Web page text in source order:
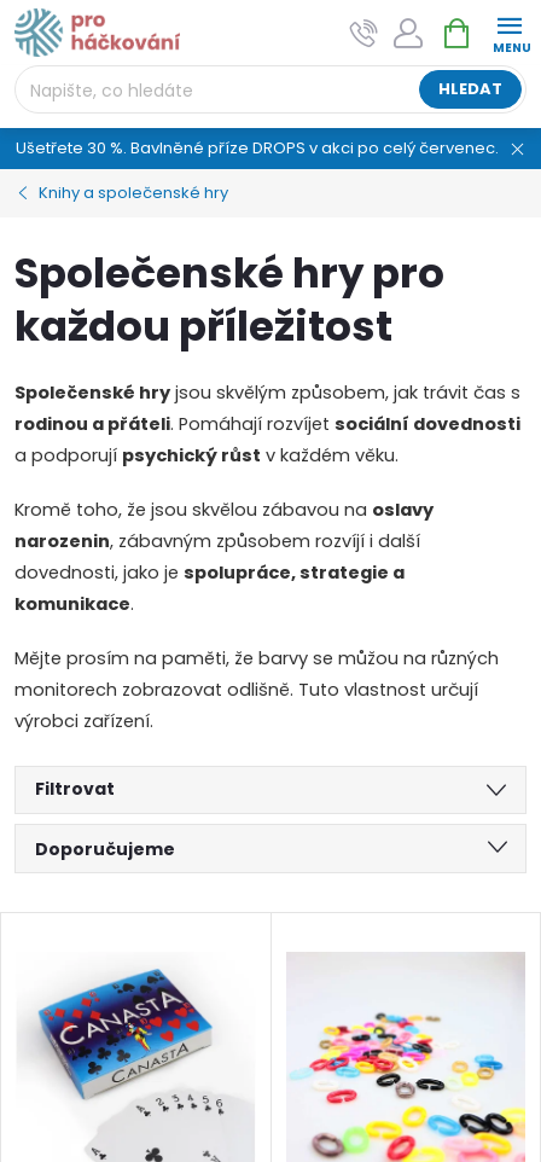
Přejít
na
obsah
HLEDAT
NÁKUPNÍ
KOŠÍK
Ušetřete 30 %. Bavlněné příze DROPS v akci po celý červenec.
Knihy a společenské hry
Společenské hry pro
každou příležitost
Společenské hry jsou skvělým způsobem, jak trávit čas s
rodinou a přáteli. Pomáhají rozvíjet sociální dovednosti
a podporují psychický růst v každém věku.
Kromě toho, že jsou skvělou zábavou na oslavy
narozenin, zábavným způsobem rozvíjí i další
dovednosti, jako je spolupráce, strategie a
komunikace.
Mějte prosím na paměti, že barvy se můžou na různých
monitorech zobrazovat odlišně. Tuto vlastnost určují
výrobci zařízení.
Filtrovat
Ř
a
e
Doporučujeme
Abecedně
ý
p
AI asistent "pani Klubíčková" –
ProHackovani.cz
Jsme e-shop s více než osmiletou tradicí a máme pro
vás připraveno více než 25 tisíc produktů. Vše skladem,
připravené k odeslání.